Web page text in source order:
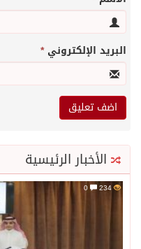
البريد الإلكتروني*
الأخبار الرئيسية
234